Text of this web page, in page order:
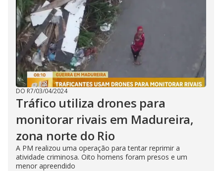
DO R7/03/04/2024
Tráfico utiliza drones para
monitorar rivais em Madureira,
zona norte do Rio
A PM realizou uma operação para tentar reprimir a
atividade criminosa. Oito homens foram presos e um
menor apreendido